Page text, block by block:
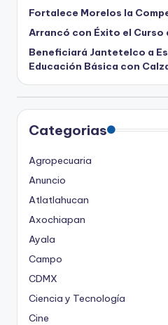
Fortalece Morelos la
Arrancó con Éxito el Curso
Beneficiará Jantetelco a
Educación Básica con
Categorias
Agropecuaria
Anuncio
Atlatlahucan
Axochiapan
Ayala
Campo
CDMX
Ciencia y Tecnología
Cine